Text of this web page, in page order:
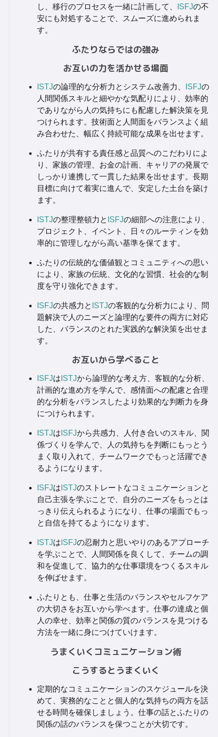
し、移行のプロセスを一緒に計画して、
ISFJの不
安にも対処することで、スムーズに進められま
す。
ふたりならではの強み
お互いの力を活かせる場面
ISTJの論理的な分析力とシステム改善力、 ISFJの
人間関係スキルと細やかな気配りにより、効率的
でありながら人の気持ちにも配慮した解決策を見
つけられます。技術面と人間面をバランスよく組
み合わせた、幅広く持続可能な成果を出せます。
ふたりが共有する責任感と品質へのこだわりによ
り、家族の管理、お金の計画、キャリアの発展で
しっかり連携して一貫した結果を出せます。長期
目標に向けて着実に進んで、安定した土台を築け
ます。
ISTJの整理整頓力と ISFJの細部への注意により、
プロジェクト、イベント、日々のルーティンを効
率的に管理しながら高い基準を保てます。
ふたりの伝統的な価値観とコミュニティへの思い
により、家族の伝統、文化的な習慣、社会的な制
度を守り強化できます。
ISFJの共感力と ISTJの客観的な分析力により、問
題解決で人のニーズと論理的な要件の両方に対応
した、バランスのとれた実践的な解決策を出せま
す。
お互いから学べること
ISFJは ISTJから論理的な考え方、客観的な分析、
計画的な進め方を学んで、感情面への配慮と合理
的な分析をバランスしたより効果的な判断力を身
につけられます。
ISTJは ISFJから共感力、人付き合いのスキル、関
係づくりを学んで、人の気持ちを判断にもっとう
まく取り入れて、チームワークでもっと活躍でき
るようになります。
ISFJは ISTJのストレートなコミュニケーションと
自己主張を学ぶことで、自分のニーズをもっとは
っきり伝えられるようになり、仕事の場面でもっ
と自信を持てるようになります。
ISTJは ISFJの忍耐力と思いやりのあるアプローチ
を学ぶことで、人間関係を良くして、チームの調
和を促進して、協力的な仕事環境をつくるスキル
を伸ばせます。
ふたりとも、仕事と生活のバランスやセルフケア
の大切さをお互いから学べます。仕事の達成と個
人の幸せ、効率と関係の質のバランスを見つける
方法を一緒に身につけていけます。
うまくいくコミュニケーション術
こうするとうまくいく
定期的なコミュニケーションのスケジュールを決
めて、実務的なことと個人的な気持ちの両方を話
せる時間を確保しましょう。仕事の話とふたりの
関係の話のバランスを保つことが大切です。